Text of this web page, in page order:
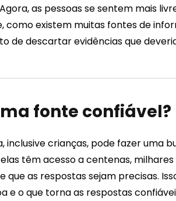
as pessoas se sentem mais
como existem muitas fontes de
de descartar evidências que
fonte confiável?
inclusive crianças, pode fazer uma
têm acesso a centenas,
que as respostas sejam precisas.
e o que torna as respostas